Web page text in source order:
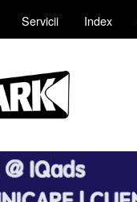
Servicii Index